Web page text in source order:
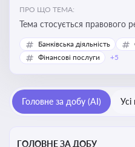
ПРО ЩО ТЕМА:
Тема стосується правового
переоформлення, анулювання
необхідних для
Банківська діяльність
Фінансові послуги
+5
Головне за добу (AI) Усі
ГОЛОВНЕ ЗА ДОБУ